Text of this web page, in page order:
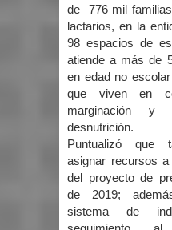
de 776 mil
lactarios, en la
98 espacios de
atiende a más de
en edad no
que viven en
marginación y
desnutrición.
Puntualizó que
asignar recursos
del proyecto de
de 2019;
sistema de